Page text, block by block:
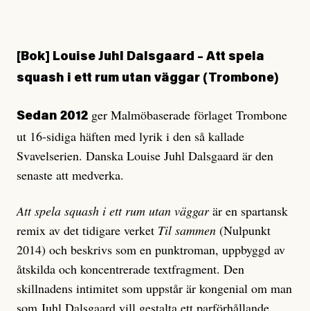
[Bok] Louise Juhl Dalsgaard – Att spela
squash i ett rum utan väggar (Trombone)
Sedan 2012 ger Malmöbaserade förlaget Trombone
ut 16-sidiga häften med lyrik i den så kallade
Svavelserien. Danska Louise Juhl Dalsgaard är den
senaste att medverka.
Att spela squash i ett rum utan väggarär en spartansk
remix av det tidigare verket Til sammen (Nulpunkt
2014) och beskrivs som en punktroman, uppbyggd av
åtskilda och koncentrerade textfragment. Den
skillnadens intimitet som uppstår är kongenial om man